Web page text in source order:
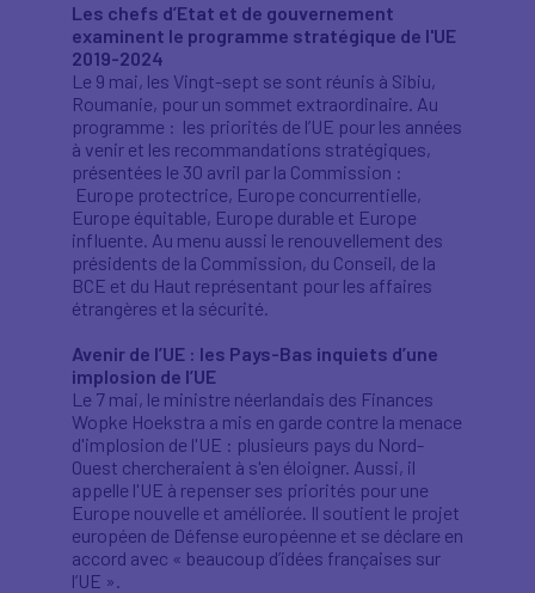
Les chefs d’Etat et de gouvernement
examinent le programme stratégique de l'UE
2019-2024
Le 9 mai, les Vingt-sept se sont réunis à Sibiu,
Roumanie, pour un sommet extraordinaire. Au
programme : les priorités de l’UE pour les années
à venir et les recommandations stratégiques,
présentées le 30 avril par la Commission :
Europe protectrice, Europe concurrentielle,
Europe équitable, Europe durable et Europe
influente. Au menu aussi le renouvellement des
présidents de la Commission, du Conseil, de la
BCE et du Haut représentant pour les affaires
étrangères et la sécurité.
Avenir de l’UE : les Pays-Bas inquiets d’une
implosion de l’UE
Le 7 mai, le ministre néerlandais des Finances
Wopke Hoekstra a mis en garde contre la menace
d'implosion de l'UE : plusieurs pays du Nord-
Ouest chercheraient à s'en éloigner. Aussi, il
appelle l'UE à repenser ses priorités pour une
Europe nouvelle et améliorée. Il soutient le projet
européen de Défense européenne et se déclare en
accord avec « beaucoup d’idées françaises sur
l’UE ».
cliquant sur le lien'cookies'en bas de page.